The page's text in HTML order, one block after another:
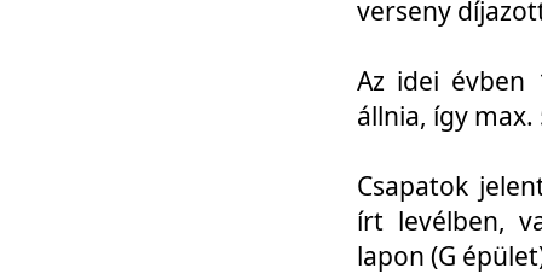
verseny
Az idei évben
állnia, így
Csapatok
írt levélben,
lapon (G